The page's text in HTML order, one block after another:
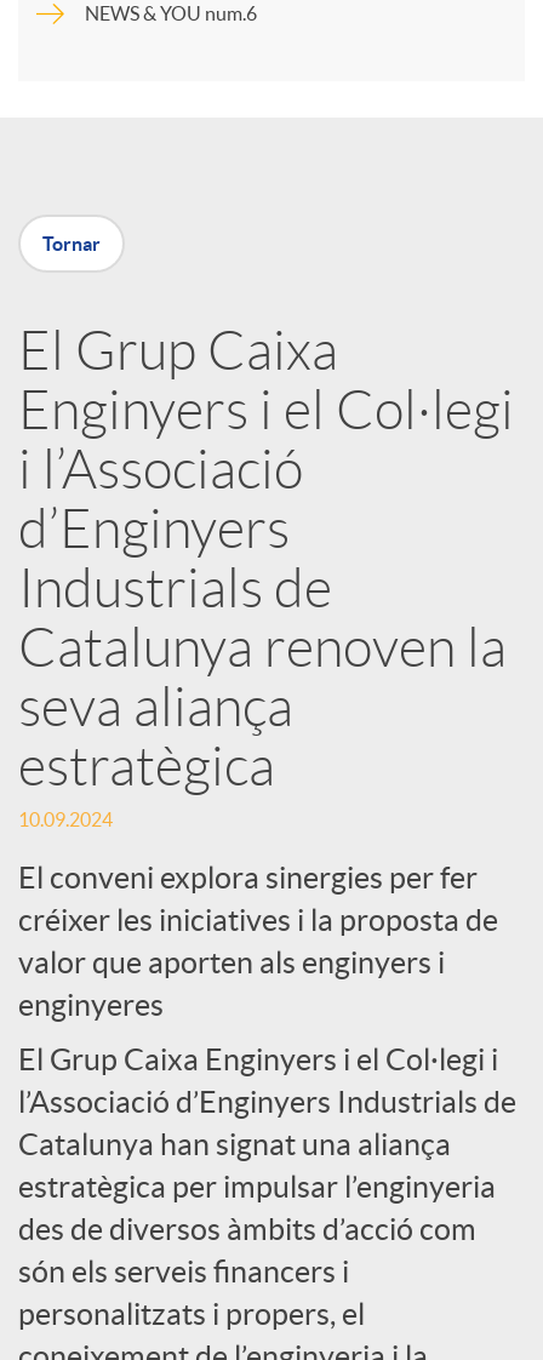
X
r
x
e
s
S
o
c
i
a
l
s
NEWS & YOU num.6
Tornar
El Grup Caixa
Enginyers i el Col·legi
i l’Associació
d’Enginyers
Industrials de
Catalunya renoven la
seva aliança
estratègica
10.09.2024
El conveni explora sinergies per fer
créixer les iniciatives i la proposta de
valor que aporten als enginyers i
enginyeres
El Grup Caixa Enginyers i el Col·legi i
l’Associació d’Enginyers Industrials de
Catalunya han signat una aliança
estratègica per impulsar l’enginyeria
des de diversos àmbits d’acció com
són els serveis financers i
personalitzats i propers, el